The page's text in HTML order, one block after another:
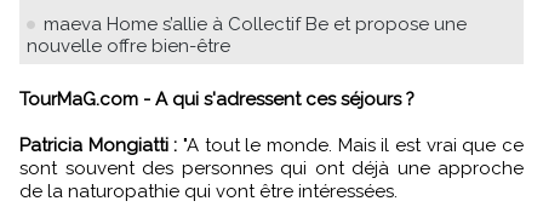
maeva Home s’allie à Collectif Be et propose une
nouvelle offre bien-être
TourMaG.com - A qui s'adressent ces séjours ?
Patricia Mongiatti : "A tout le monde. Mais il est vrai que ce
sont souvent des personnes qui ont déjà une approche
de la naturopathie qui vont être intéressées.